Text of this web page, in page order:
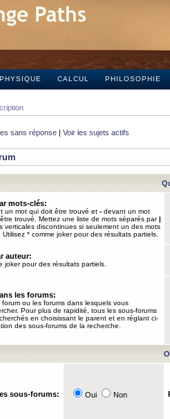
PHYSIQUE CALCUL PHILOSOPHIE
sans réponse | Voir les sujets actifs
mots-clés:
un mot qui doit être trouvé et - devant un mot
trouvé. Mettez une liste de mots séparés par|
verticales discontinues si seulement un des mots
* comme joker pour des résultats partiels.
auteur:
joker pour des résultats partiels.
les forums:
ou les forums dans lesquels vous
Pour plus de rapidité, tous les sous-forums
en choisissant le parent et en réglant ci-
des sous-forums de la recherche.
sous-forums: Oui Non